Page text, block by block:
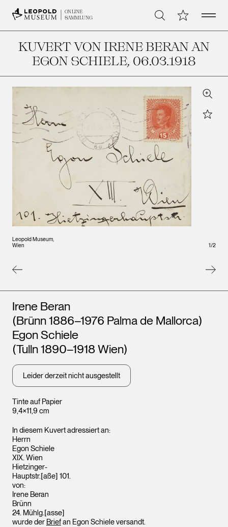
ONLINE
SAMMLUNG
Suche Meine Open
KUVERT VON IRENE BERAN AN
EGON SCHIELE, 06.03.1918
Leopold Museum,
Wien
Wien
Zoom
Star
1/2
Tinte auf Papier
9,4×11,9 cm
Künstler*innen
Irene Beran
(Brünn 1886–1976 Palma de Mallorca)
Egon Schiele
(Tulln 1890–1918 Wien)
Leider derzeit nicht ausgestellt
In diesem Kuvert adressiert an:
Herrn
Egon Schiele
XIX. Wien
Hietzinger-
Hauptstr.[aße] 101.
von:
Irene Beran
Brünn
24. Mühlg.[asse]
wurde der Briefan Egon Schiele versandt.